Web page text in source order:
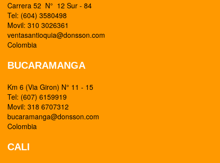
Carrera 52 N° 12 Sur - 84
Tel: (604) 3580498
Movil: 310 3026361
ventasantioquia@donsson.com
Colombia
BUCARAMANGA
Km 6 (Via Giron) N° 11 - 15
Tel: (607) 6159919
Movil: 318 6707312
bucaramanga@donsson.com
Colombia
CALI